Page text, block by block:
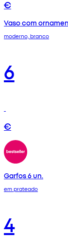
€
Vaso com
moderno, branco
6
€
Garfos 6 un.
em prateado
4